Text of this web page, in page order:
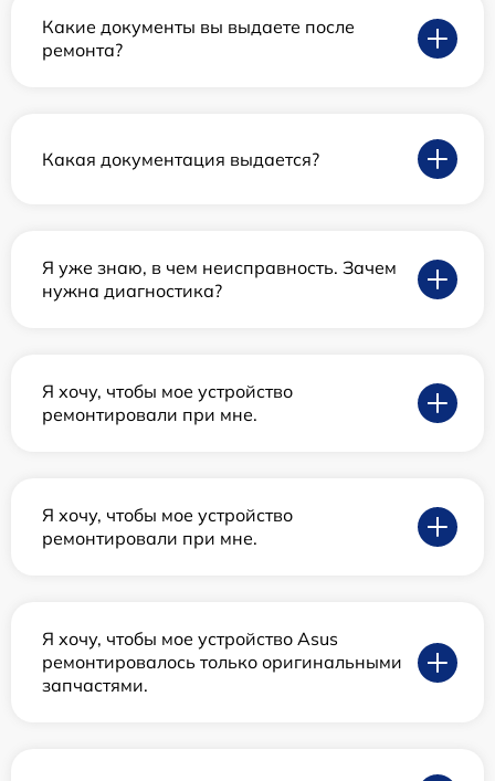
Какие документы вы выдаете после
ремонта?
Какая документация выдается?
Я уже знаю, в чем неисправность. Зачем
нужна диагностика?
Я хочу, чтобы мое устройство
ремонтировали при мне.
Я хочу, чтобы мое устройство
ремонтировали при мне.
Я хочу, чтобы мое устройство Asus
ремонтировалось только оригинальными
запчастями.